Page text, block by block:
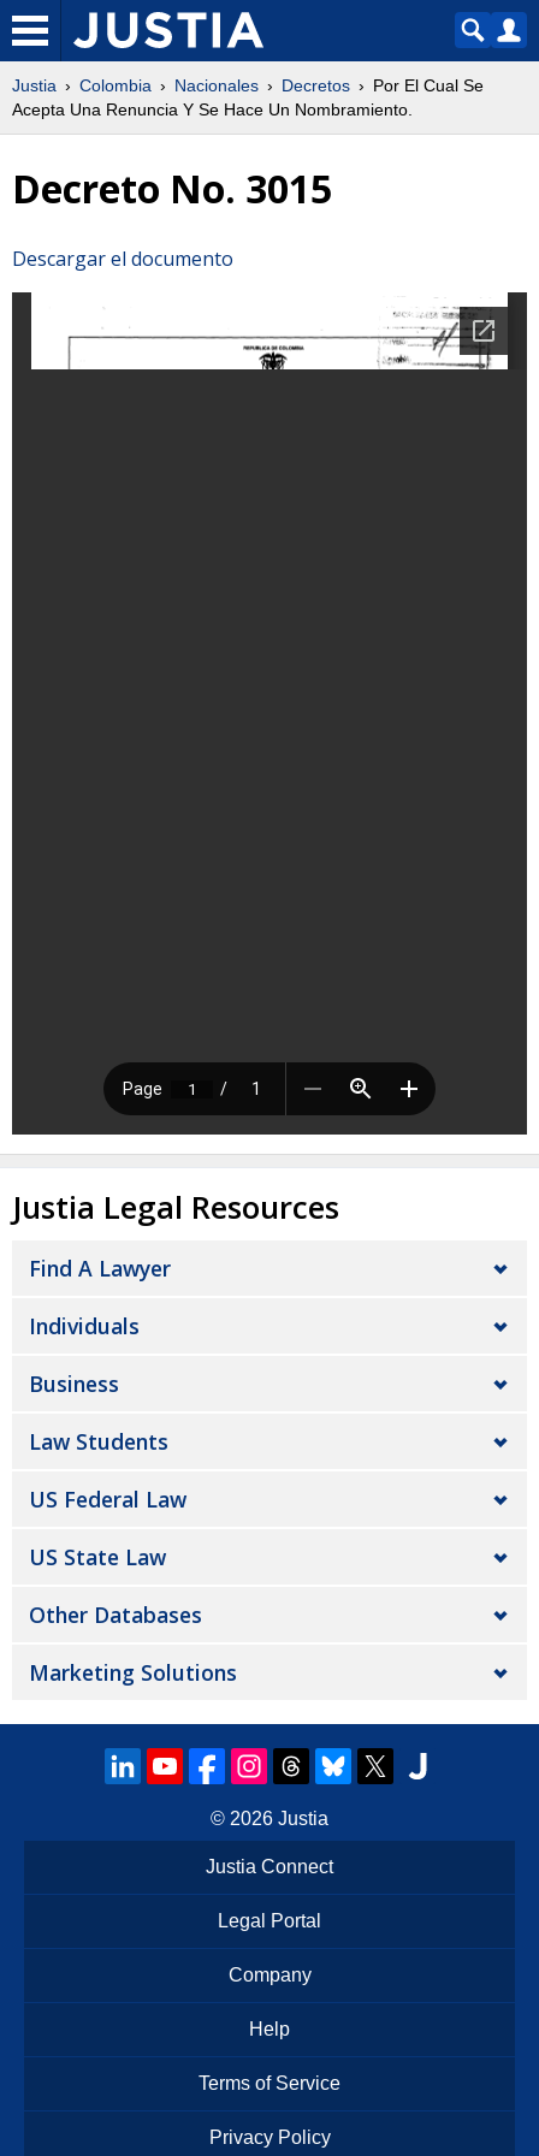
Justia Colombia Nacionales Decretos
Por El Cual Se
Acepta Una Renuncia Y Se Hace Un Nombramiento.
Decreto No. 3015
Descargar el documento
Justia Legal Resources
Find A Lawyer
Individuals
Business
Law Students
US Federal Law
US State Law
Other Databases
Marketing Solutions
© 2026 Justia
Justia Connect
Legal Portal
Company
Help
Terms of Service
Privacy Policy